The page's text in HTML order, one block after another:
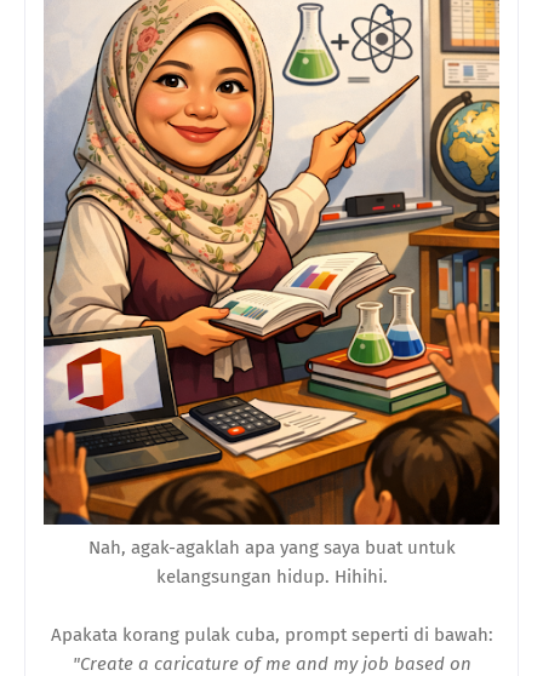
Nah, agak-agaklah apa yang saya buat untuk
kelangsungan hidup. Hihihi.
Apakata korang pulak cuba, prompt seperti di bawah:
"Create a caricature of me and my job based on